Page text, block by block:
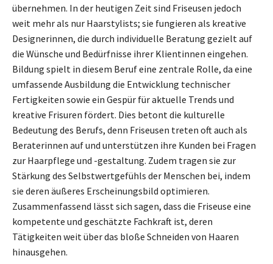
übernehmen. In der heutigen Zeit sind Friseusen jedoch
weit mehr als nur Haarstylists; sie fungieren als kreative
Designerinnen, die durch individuelle Beratung gezielt auf
die Wünsche und Bedürfnisse ihrer Klientinnen eingehen.
Bildung spielt in diesem Beruf eine zentrale Rolle, da eine
umfassende Ausbildung die Entwicklung technischer
Fertigkeiten sowie ein Gespür für aktuelle Trends und
kreative Frisuren fördert. Dies betont die kulturelle
Bedeutung des Berufs, denn Friseusen treten oft auch als
Beraterinnen auf und unterstützen ihre Kunden bei Fragen
zur Haarpflege und -gestaltung. Zudem tragen sie zur
Stärkung des Selbstwertgefühls der Menschen bei, indem
sie deren äußeres Erscheinungsbild optimieren.
Zusammenfassend lässt sich sagen, dass die Friseuse eine
kompetente und geschätzte Fachkraft ist, deren
Tätigkeiten weit über das bloße Schneiden von Haaren
hinausgehen.